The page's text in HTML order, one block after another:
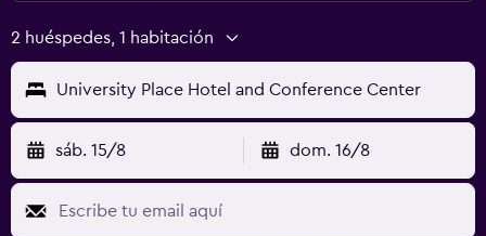
2 huéspedes, 1 habitación
University Place Hotel and Conference Center
sáb. 15/8 dom. 16/8